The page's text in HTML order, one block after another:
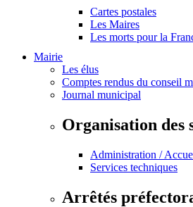
Cartes postales
Les Maires
Les morts pour la
Mairie
Les élus
Comptes rendus du conseil
Journal municipal
Organisation des
Administration /
Services techniques
Arrêtés